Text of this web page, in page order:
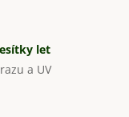
let
a UV